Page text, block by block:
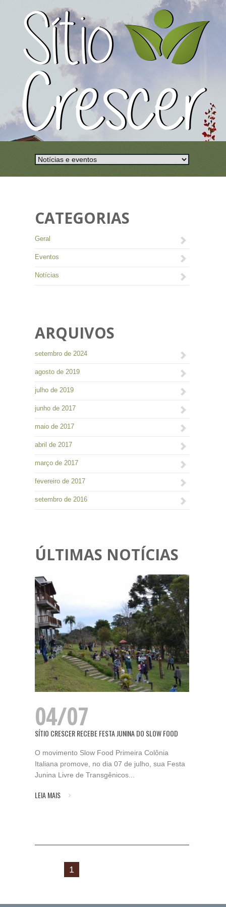
CATEGORIAS
Geral
Eventos
Notícias
ARQUIVOS
setembro de 2024
agosto de 2019
julho de 2019
junho de 2017
maio de 2017
abril de 2017
março de 2017
fevereiro de 2017
setembro de 2016
ÚLTIMAS NOTÍCIAS
04/07
SÍTIO CRESCER RECEBE FESTA JUNINA DO SLOW FOOD
O movimento Slow Food Primeira Colônia
Italiana promove, no dia 07 de julho, sua Festa
Junina Livre de Transgênicos...
LEIA MAIS
1